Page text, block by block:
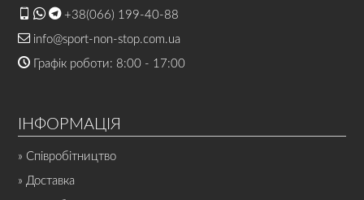
+38(066) 199-40-88
info@sport-non-stop.com.ua
Графік роботи: 8:00 - 17:00
ІНФОРМАЦІЯ
» Співробітництво
» Доставка